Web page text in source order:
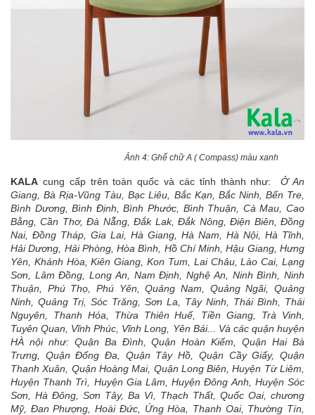
Ảnh 4: Ghế chữ A ( Compass) màu xanh
KALA cung cấp trên toàn quốc và các tỉnh thành như:
Ở An
Giang, Bà Rịa-Vũng Tàu, Bạc Liêu, Bắc Kạn, Bắc Ninh, Bến Tre,
Bình Dương, Bình Định, Bình Phước, Bình Thuận, Cà Mau, Cao
Bằng, Cần Thơ, Đà Nẵng, Đắk Lak, Đắk Nông, Điện Biên, Đồng
Nai, Đồng Tháp, Gia Lai, Hà Giang, Hà Nam, Hà Nội, Hà Tĩnh,
Hải Dương, Hải Phòng, Hòa Bình, Hồ Chí Minh, Hậu Giang, Hưng
Yên, Khánh Hòa, Kiên Giang, Kon Tum, Lai Châu, Lào Cai, Lạng
Sơn, Lâm Đồng, Long An, Nam Định, Nghệ An, Ninh Bình, Ninh
Thuận, Phú Thọ, Phú Yên, Quảng Nam, Quảng Ngãi, Quảng
Ninh, Quảng Trị, Sóc Trăng, Sơn La, Tây Ninh, Thái Bình, Thái
Nguyên, Thanh Hóa, Thừa Thiên Huế, Tiền Giang, Trà Vinh,
Tuyên Quan, Vĩnh Phúc, Vĩnh Long, Yên Bái... Và các quận huyện
HÀ nội như: Quận Ba Đình, Quận Hoàn Kiếm, Quận Hai Bà
Trưng, Quận Đống Đa, Quận Tây Hồ, Quận Cầy Giấy, Quận
Thanh Xuân, Quận Hoàng Mai, Quận Long Biên, Huyện Từ Liêm,
Huyện Thanh Trì, Huyện Gia Lâm, Huyện Đông Anh, Huyện Sóc
Sơn, Hà Đông, Sơn Tây, Ba Vì, Thạch Thất, Quốc Oai, chương
Mỹ, Đan Phượng, Hoài Đức, Ứng Hòa, Thanh Oai, Thường Tín,